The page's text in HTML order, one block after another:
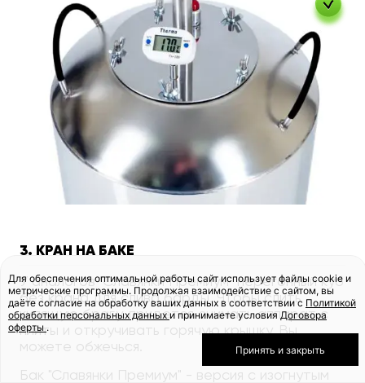
3. КРАН НА БАКЕ
У аналогов "Славянки Премиум" перегонный куб
без крана для слива барды. Чтобы слить
кипящую брагу, придется снимать аппарат с
плиты и откручивать горячую крышку. Вы
можете обжечься.
Бак "Славянки Премиум" - версия с изогнутым
Для обеспечения оптимальной работы сайт использует файлы cookie и
метрические программы. Продолжая взаимодействие с сайтом, вы
даёте согласие на обработку ваших данных в соответствии с Политикой
обработки персональных данныхи принимаете условияДоговора
оферты.
Принять и закрыть